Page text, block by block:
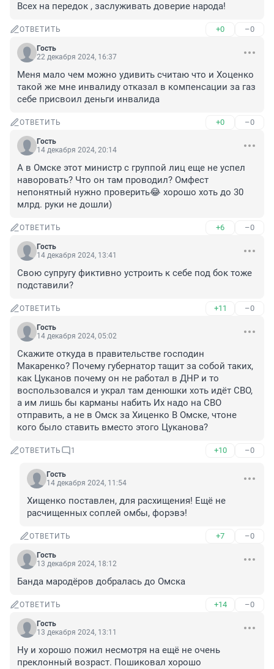
Всех на передок , заслуживать доверие народа!
ОТВЕТИТЬ +0 –0
Гость
22 декабря 2024, 16:37
Меня мало чем можно удивить считаю что и Хоценко
такой же мне инвалиду отказал в компенсации за газ
себе присвоил деньги инвалида
ОТВЕТИТЬ +0 –0
Гость
14 декабря 2024, 20:14
А в Омске этот министр с группой лиц еще не успел
наворовать? Что он там проводил? Омфест
непонятный нужно проверить😂 хорошо хоть до 30
млрд. руки не дошли)
ОТВЕТИТЬ +6 –0
Гость
14 декабря 2024, 13:41
Свою супругу фиктивно устроить к себе под бок тоже
подставили?
ОТВЕТИТЬ +11 –0
Гость
14 декабря 2024, 05:02
Скажите откуда в правительстве господин
Макаренко? Почему губернатор тащит за собой таких,
как Цуканов почему он не работал в ДНР и то
воспользовался и украл там денюшки хоть идёт СВО,
а им лишь бы карманы набить Их надо на СВО
отправить, а не в Омск за Хиценко В Омске, чтоне
кого было ставить вместо этого Цуканова?
ОТВЕТИТЬ 1 +10 –0
Гость
14 декабря 2024, 11:54
Хищенко поставлен, для расхищения! Ещё не
расчищенных соплей омбы, форэвэ!
ОТВЕТИТЬ +7 –0
Гость
13 декабря 2024, 18:12
Банда мародёров добралась до Омска
ОТВЕТИТЬ +14 –0
Гость
13 декабря 2024, 13:11
Ну и хорошо пожил несмотря на ещё не очень
преклонный возраст. Пошиковал хорошо